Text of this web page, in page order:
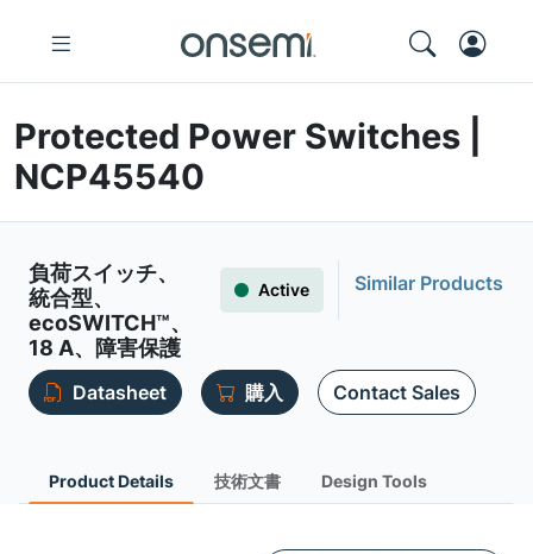
Protected Power Switches |
NCP45540
負荷スイッチ、
統合型、
ecoSWITCH™、
18 A、障害保護
Active Similar Products
Datasheet 購入 Contact Sales
Product Details 技術文書 Design Tools